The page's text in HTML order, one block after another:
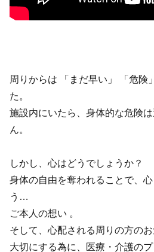
周りからは 「まだ早い」 「危険
た。
施設内にいたら、身体的な危険
ん。
しかし、心はどうでしょうか？
身体の自由を奪われることで、
う…
ご本人の想い 。
そして、心配される周りの方の
大切にする為に、医療・介護の